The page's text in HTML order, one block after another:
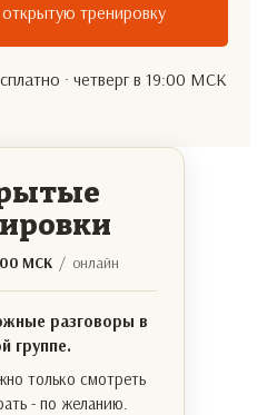
тренировку
· четверг в 19:00 МСК
МСК / онлайн
разговоры в
группе.
только смотреть
- по желанию.